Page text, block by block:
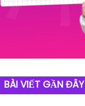
BÀI VIẾT GẦN ĐÂY